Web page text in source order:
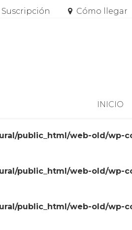
Suscripción Cómo llegar
INICIO
public_html/web-old/wp-
public_html/web-old/wp-
public_html/web-old/wp-